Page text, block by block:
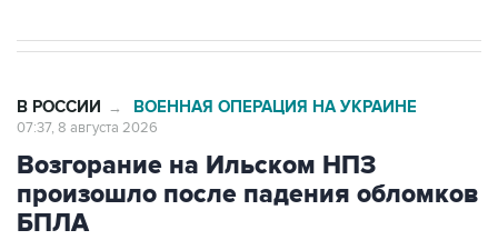
В РОССИИ → ВОЕННАЯ ОПЕРАЦИЯ НА УКРАИНЕ
07:37, 8 августа 2026
Возгорание на Ильском НПЗ
произошло после падения обломков
БПЛА